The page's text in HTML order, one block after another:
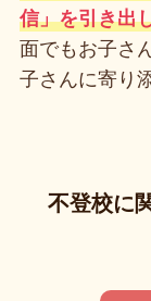
信」を引き出
面でもお子さ
子さんに寄り
不登校に